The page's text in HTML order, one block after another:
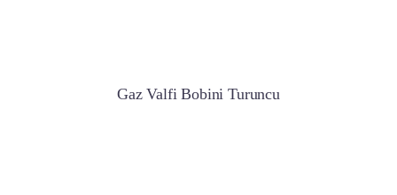
Gaz Valfi Bobini Turuncu